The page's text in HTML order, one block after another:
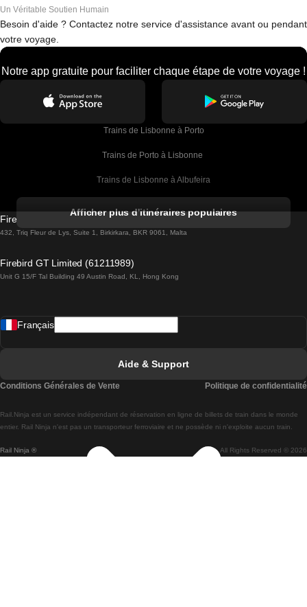
Un Véritable Soutien Humain
Besoin d'aide ? Contactez notre service d'assistance avant ou pendant
votre voyage.
Notre app gratuite pour faciliter chaque étape de votre voyage !
Trains de Lisbonne à Porto
Trains de Porto à Lisbonne
Trains de Lisbonne à Albufeira
Trains de Lisbonne à Lagos
Trains de Lisbonne à Madrid
Trains de Lisbonne à Braga
Trains de Braga à Lisbonne
Afficher plus d'itinéraires populaires
Firebird GT Limited (OC 1451)
432, Triq Fleur de Lys, Suite 1, Birkirkara, BKR 9061, Malta
Firebird GT Limited (61211989)
Unit G 15/F Tal Building 49 Austin Road, KL, Hong Kong
Rail Ninja ® All Rights Reserved © 2026
Rail.Ninja est un service indépendant de réservation en ligne de billets de train dans le monde
entier. Rail Ninja n'est pas un transporteur ferroviaire et ne possède ni n'exploite aucun train.
Français
Aide & Support
Conditions Générales de Vente Politique de confidentialité